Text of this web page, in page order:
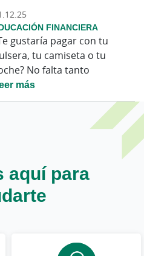
FINANCIERA
gustaría pagar con tu
tu camiseta o tu
No falta tanto
más
aquí para